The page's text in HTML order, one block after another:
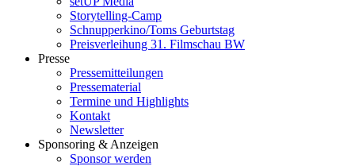
Storytelling-Camp
Schnupperkino/Toms Geburtstag
Preisverleihung 31. Filmschau BW
Presse
Pressemitteilungen
Pressematerial
Termine und Highlights
Kontakt
Newsletter
Sponsoring & Anzeigen
Sponsor werden